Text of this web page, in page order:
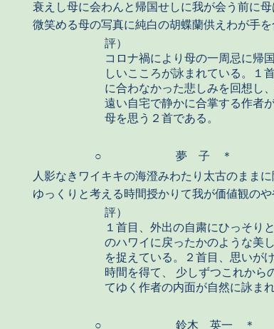
衰えし母に会わんと帰国せしに我が会う前に母
微笑める母の写真に純白の胡蝶蘭供えわが手を
評）
コロナ禍により母の一周忌に帰
しいこころが詠まれている。１
に合わなかった悲しみを回想し
遠い自宅で静かに合掌する作者
母を思う２首である。
○
夢 子 ＊
人影なきワイキキの海澄みわたり太古のまま
ゆっくりと考える時間授かりて我が価値観のや
評）
１首目、外出の自粛にひっそり
のハワイに戻ったかのような美
を捉えている。２首目、思いが
時間を得て、 少しずつこれから
てゆく作者の内面が自然に詠ま
○
鈴木 英一 ＊